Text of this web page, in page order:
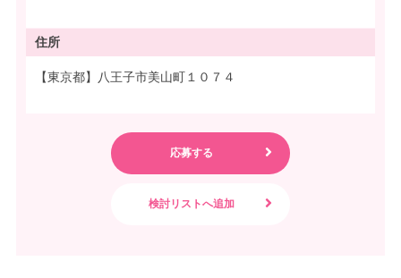
住所
【東京都】八王子市美山町１０７４